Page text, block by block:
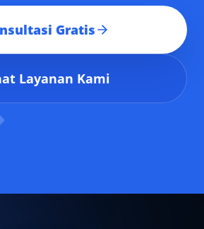
Gratis
Layanan Kami